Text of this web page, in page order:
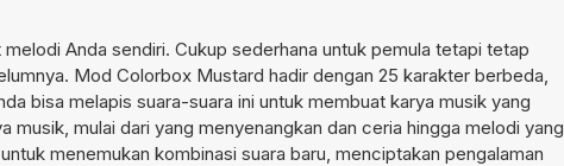
Anda sendiri. Cukup sederhana untuk pemula tetapi tetap
Mod Colorbox Mustard hadir dengan 25 karakter berbeda,
bisa melapis suara-suara ini untuk membuat karya musik yang
mulai dari yang menyenangkan dan ceria hingga melodi yang
menemukan kombinasi suara baru, menciptakan pengalaman